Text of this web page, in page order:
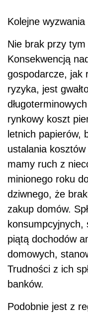
Kolejne wyzwania
Nie brak przy
Konsekwencją
gospodarcze, jak
ryzyka, jest
rynkowy koszt
letnich papierów,
ustalania kosztów
mamy ruch z
minionego roku
dziwnego, że
zakup domów.
konsumpcyjnych,
piątą dochodów
domowych,
Trudności z ich
banków.
Podobnie jest z